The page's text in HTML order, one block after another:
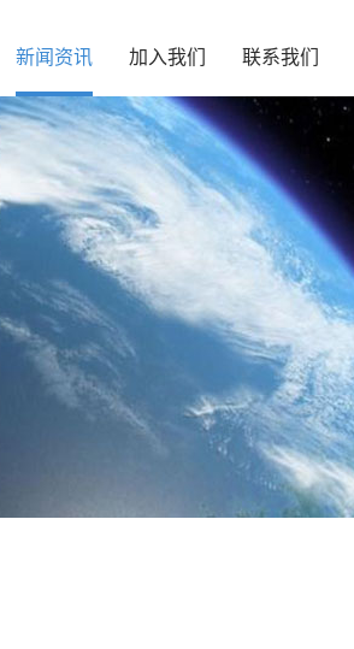
新闻资讯 加入我们 联系我们